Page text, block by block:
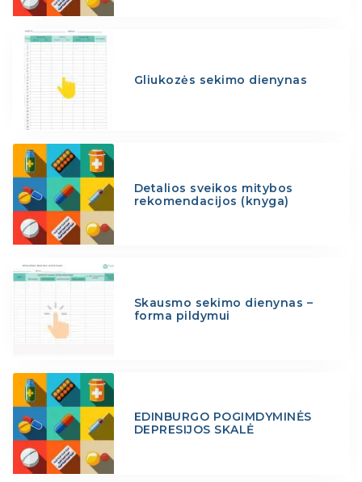
Gliukozės sekimo dienynas
Detalios sveikos mitybos
rekomendacijos (knyga)
Skausmo sekimo dienynas –
forma pildymui
EDINBURGO POGIMDYMINĖS
DEPRESIJOS SKALĖ